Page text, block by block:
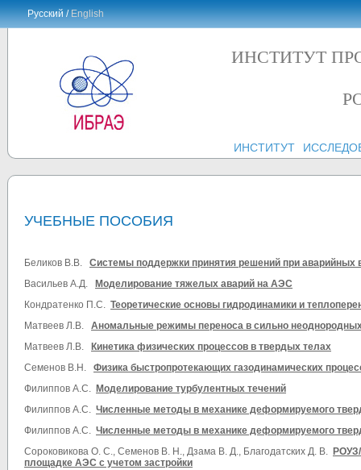
Русский /English
ИНСТИТУТ
ИНСТИТУТ
УЧЕБНЫЕ ПОСОБИЯ
Беликов В.В.
Системы поддержки принятия решений при
Васильев А.Д.
Моделирование тяжелых аварий на АЭС
Кондратенко П.С. Теоретические основы гидродинамики и
Матвеев Л.В. Аномальные режимы переноса в сильно
Матвеев Л.В.
Кинетика физических процессов в твердых телах
Семенов В.Н. Физика быстропротекающих газодинамических
Филиппов А.С. Моделирование турбулентных течений
Филиппов А.С. Численные методы в механике деформируемого
Филиппов А.С. Численные методы в механике деформируемого
Сороковикова О. С., Семенов В. Н., Дзама В. Д., Благодатских Д. В.
площадке АЭС с учетом застройки